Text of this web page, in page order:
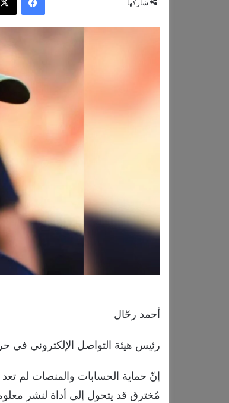
شاركها
أحمد رحّال
رئيس هيئة التواصل الإلكتروني في
إنّ حماية الحسابات والمنصات لم
مُخترق قد يتحول إلى أداة لنشر